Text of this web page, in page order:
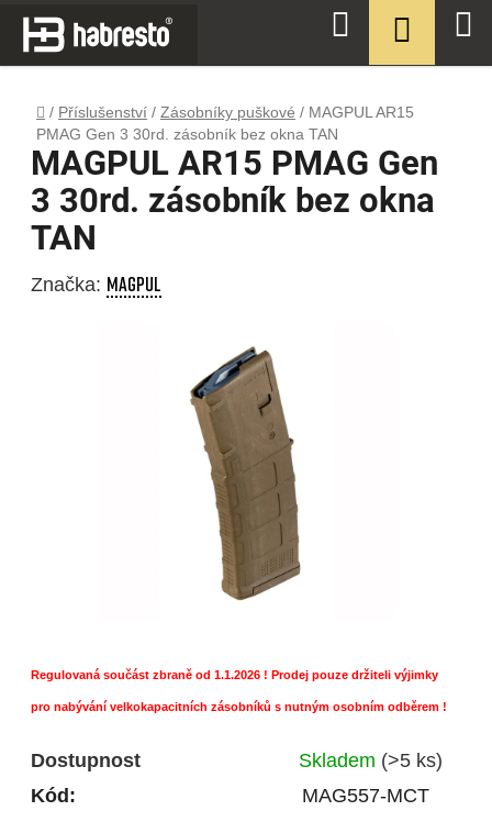
Přejít
obsah
Domů
/ Příslušenství / Zásobníky puškové / MAGPUL AR15
PMAG Gen 3 30rd. zásobník bez okna TAN
Regulovaná součást zbraně od 1.1.2026 ! Prodej pouze držiteli výjimky
pro nabývání velkokapacitních zásobníků s nutným osobním odběrem !
Dostupnost Skladem (>5 ks)
Kód:
MAG557-MCT
MAGPUL AR15 PMAG Gen
3 30rd. zásobník bez okna
TAN
Značka: MAGPUL